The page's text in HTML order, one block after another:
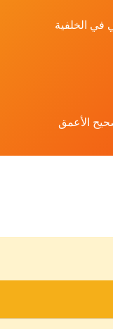
في الخلفية